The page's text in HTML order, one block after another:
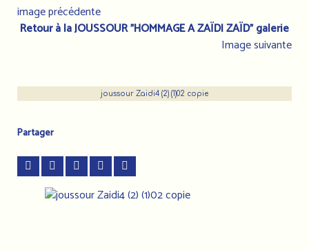
image précédente
Retour à la JOUSSOUR "HOMMAGE A ZAÏDI ZAÏD" galerie
Image suivante
joussour Zaidi4 (2) (1)02 copie
Partager